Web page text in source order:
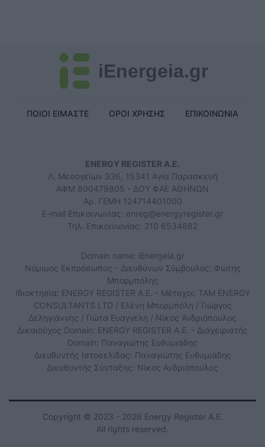
iEnergeia.gr
ΠΟΙΟΙ ΕΙΜΑΣΤΕ ΟΡΟΙ ΧΡΗΣΗΣ ΕΠΙΚΟΙΝΩΝΙΑ
ENERGY REGISTER Α.Ε.
Λ. Μεσογείων 336, 15341 Αγία Παρασκευή
ΑΦΜ 800479805 - ΔΟΥ ΦΑΕ ΑΘΗΝΩΝ
Αρ. ΓΕΜΗ 124714401000
E-mail Επικοινωνίας: enreg@energyregister.gr
Τηλ. Επικοινωνίας: 210 6534882
Domain name: iEnergeia.gr
Νόμιμος Εκπρόσωπος - Διευθύνων Σύμβουλος: Φώτης
Μπορμπόλης
Ιδιοκτησία: ENERGY REGISTER Α.Ε. - Μέτοχοι: TAM ENERGY
CONSULTANTS LTD / Ελένη Μπορμπόλη / Γιώργος
Δεληγιάννης / Γιώτα Ευαγγελή / Νίκος Ανδριόπουλος
Δικαιούχος Domain: ENERGY REGISTER Α.Ε. - Διαχειριστής
Domain: Παναγιώτης Ευθυμιάδης
Διευθυντής Ιστοσελίδας: Παναγιώτης Ευθυμιάδης
Διευθυντής Σύνταξης: Νίκος Ανδριόπουλος
Copyright © 2023 - 2026 Energy Register Α.Ε.
All rights reserved.